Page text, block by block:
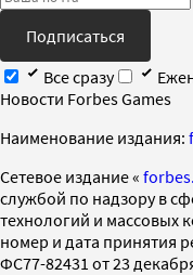
Подписаться
Все сразу
Новости Forbes Games
Наименование издания:
Cетевое издание «
службой по надзору в
технологий и массовых
номер и дата принятия
ФС77-82431 от 23